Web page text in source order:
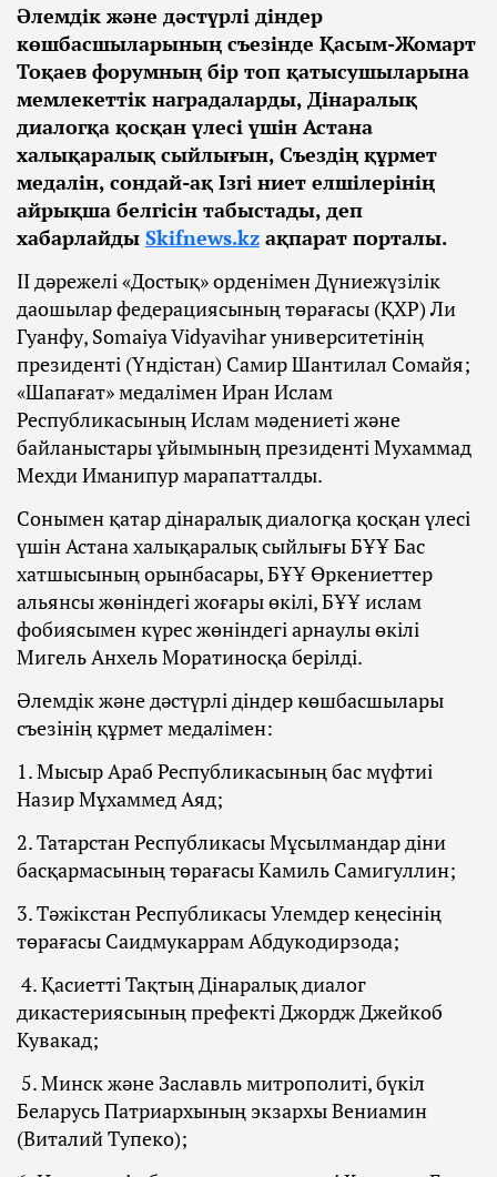
Әлемдік және дәстүрлі діндер
көшбасшыларының съезінде Қасым-Жомарт
Тоқаев форумның бір топ қатысушыларына
мемлекеттік наградаларды, Дінаралық
диалогқа қосқан үлесі үшін Астана
халықаралық сыйлығын, Съездің құрмет
медалін, сондай-ақ Ізгі ниет елшілерінің
айрықша белгісін табыстады, деп
хабарлайды Skifnews.kz ақпарат порталы.
ІІ дәрежелі «Достық» орденімен Дүниежүзілік
даошылар федерациясының төрағасы (ҚХР) Ли
Гуанфу, Somaiya Vidyavihar университетінің
президенті (Үндістан) Самир Шантилал Сомайя;
«Шапағат» медалімен Иран Ислам
Республикасының Ислам мәдениеті және
байланыстары ұйымының президенті Мухаммад
Мехди Иманипур марапатталды.
Сонымен қатар дінаралық диалогқа қосқан үлесі
үшін Астана халықаралық сыйлығы БҰҰ Бас
хатшысының орынбасары, БҰҰ Өркениеттер
альянсы жөніндегі жоғары өкілі, БҰҰ ислам
фобиясымен күрес жөніндегі арнаулы өкілі
Мигель Анхель Моратиносқа берілді.
Әлемдік және дәстүрлі діндер көшбасшылары
съезінің құрмет медалімен:
1. Мысыр Араб Республикасының бас мүфтиі
Назир Мұхаммед Аяд;
2. Татарстан Республикасы Мұсылмандар діни
басқармасының төрағасы Камиль Самигуллин;
3. Тәжікстан Республикасы Улемдер кеңесінің
төрағасы Саидмукаррам Абдукодирзода;
4. Қасиетті Тақтың Дінаралық диалог
дикастериясының префекті Джордж Джейкоб
Кувакад;
5. Минск және Заславль митрополиті, бүкіл
Беларусь Патриархының экзархы Вениамин
(Виталий Тупеко);